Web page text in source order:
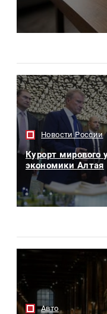
Новости России
Курорт мирового
экономики Алтая
Авто